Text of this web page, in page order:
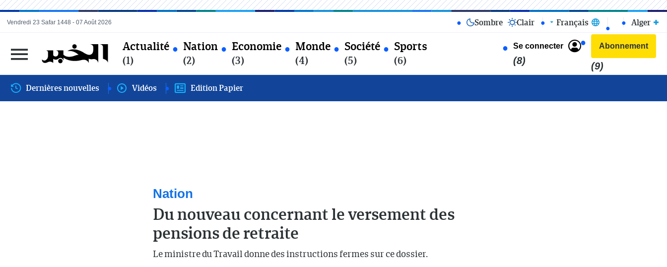
Actualité
(1)
Nation
(2)
Economie
(3)
Monde
(4)
Société
(5)
Sports
(6)
Se connecter
(8)
Abonnement
(9)
Vendredi 23 Safar 1448 - 07 Août 2026 Sombre Clair Français Alger
Dernières nouvelles Vidéos Edition Papier
Nation
Du nouveau concernant le versement des
pensions de retraite
Le ministre du Travail donne des instructions fermes sur ce dossier.